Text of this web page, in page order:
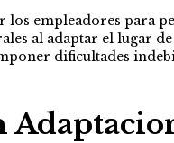
los empleadores para
al adaptar el lugar
dificultades